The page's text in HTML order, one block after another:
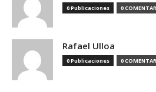
0 Publicaciones 0
Rafael Ulloa
0 Publicaciones 0